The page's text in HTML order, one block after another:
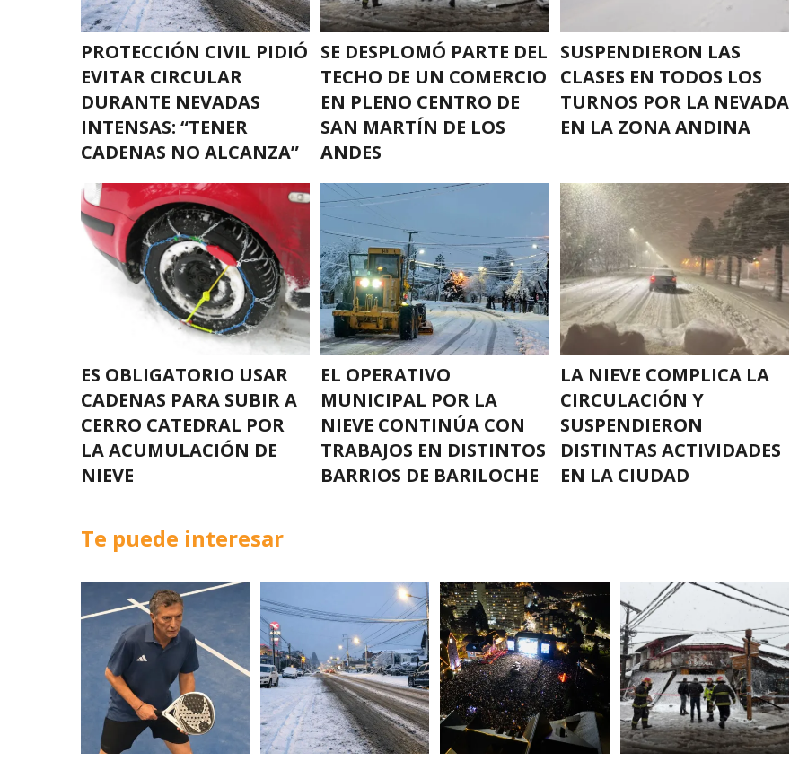
PROTECCIÓN CIVIL PIDIÓ
EVITAR CIRCULAR
DURANTE NEVADAS
INTENSAS: “TENER
CADENAS NO ALCANZA”
SE DESPLOMÓ PARTE DEL
TECHO DE UN COMERCIO
EN PLENO CENTRO DE
SAN MARTÍN DE LOS
ANDES
SUSPENDIERON LAS
CLASES EN TODOS LOS
TURNOS POR LA NEVADA
EN LA ZONA ANDINA
ES OBLIGATORIO USAR
CADENAS PARA SUBIR A
CERRO CATEDRAL POR
LA ACUMULACIÓN DE
NIEVE
EL OPERATIVO
MUNICIPAL POR LA
NIEVE CONTINÚA CON
TRABAJOS EN DISTINTOS
BARRIOS DE BARILOCHE
LA NIEVE COMPLICA LA
CIRCULACIÓN Y
SUSPENDIERON
DISTINTAS ACTIVIDADES
EN LA CIUDAD
Te puede interesar